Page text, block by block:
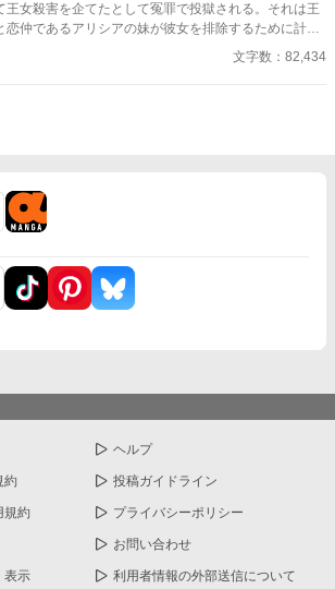
王女殺害を企てたとして冤罪で投獄される。それは王
恋仲であるアリシアの妹が彼女を排除するために計画
、自分を信じてくれるシメオン・バ
の調査の甲斐もなく、アリシアは結局そのまま断罪さ
文字数：82,434
ヘルプ
約 投稿ガイドライン
規約 プライバシーポリシー
お問い合わせ
表示 利用者情報の外部送信について